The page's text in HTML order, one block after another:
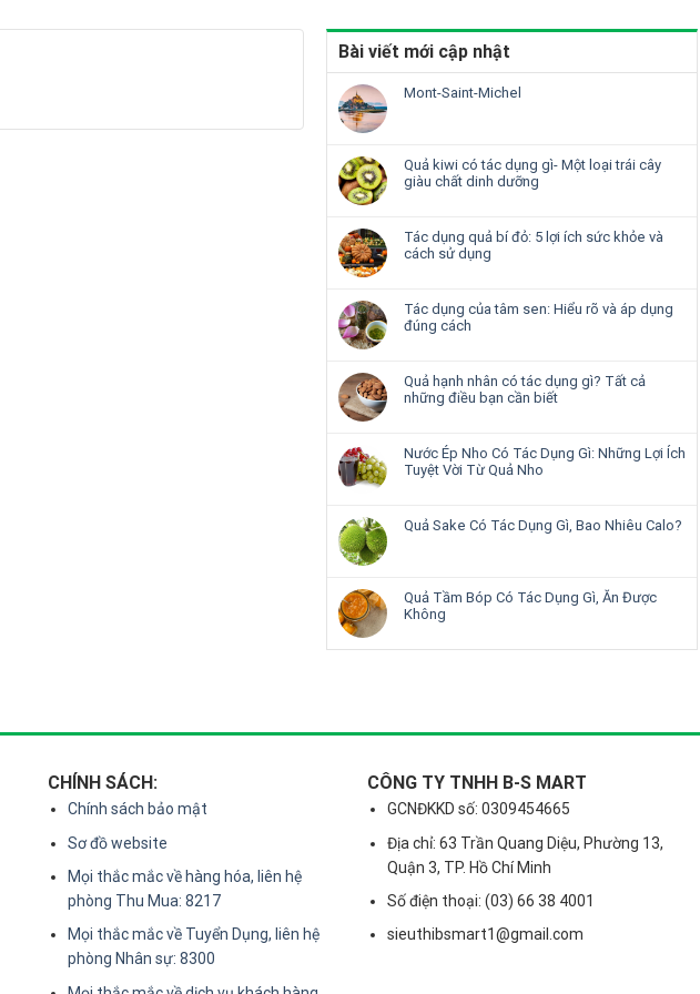
Bài viết mới cập nhật
Mont-Saint-Michel
Quả kiwi có tác dụng gì- Một loại trái cây
giàu chất dinh dưỡng
Tác dụng quả bí đỏ: 5 lợi ích sức khỏe và
cách sử dụng
Tác dụng của tâm sen: Hiểu rõ và áp dụng
đúng cách
Quả hạnh nhân có tác dụng gì? Tất cả
những điều bạn cần biết
Nước Ép Nho Có Tác Dụng Gì: Những Lợi Ích
Tuyệt Vời Từ Quả Nho
Quả Sake Có Tác Dụng Gì, Bao Nhiêu Calo?
Quả Tầm Bóp Có Tác Dụng Gì, Ăn Được
Không
CHÍNH SÁCH:
Chính sách bảo mật
Sơ đồ website
Mọi thắc mắc về hàng hóa, liên hệ
phòng Thu Mua: 8217
Mọi thắc mắc về Tuyển Dụng, liên hệ
phòng Nhân sự: 8300
CÔNG TY TNHH B-S MART
GCNĐKKD số: 0309454665
Địa chỉ: 63 Trần Quang Diệu, Phường 13,
Quận 3, TP. Hồ Chí Minh
Số điện thoại: (03) 66 38 4001
sieuthibsmart1@gmail.com